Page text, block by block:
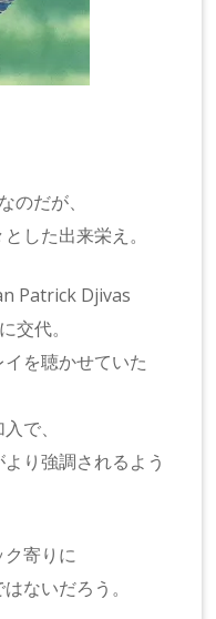
のだが、
した出来栄え。
Patrick Djivas
交代。
を聴かせていた
で、
り強調されるよう
寄りに
ないだろう。